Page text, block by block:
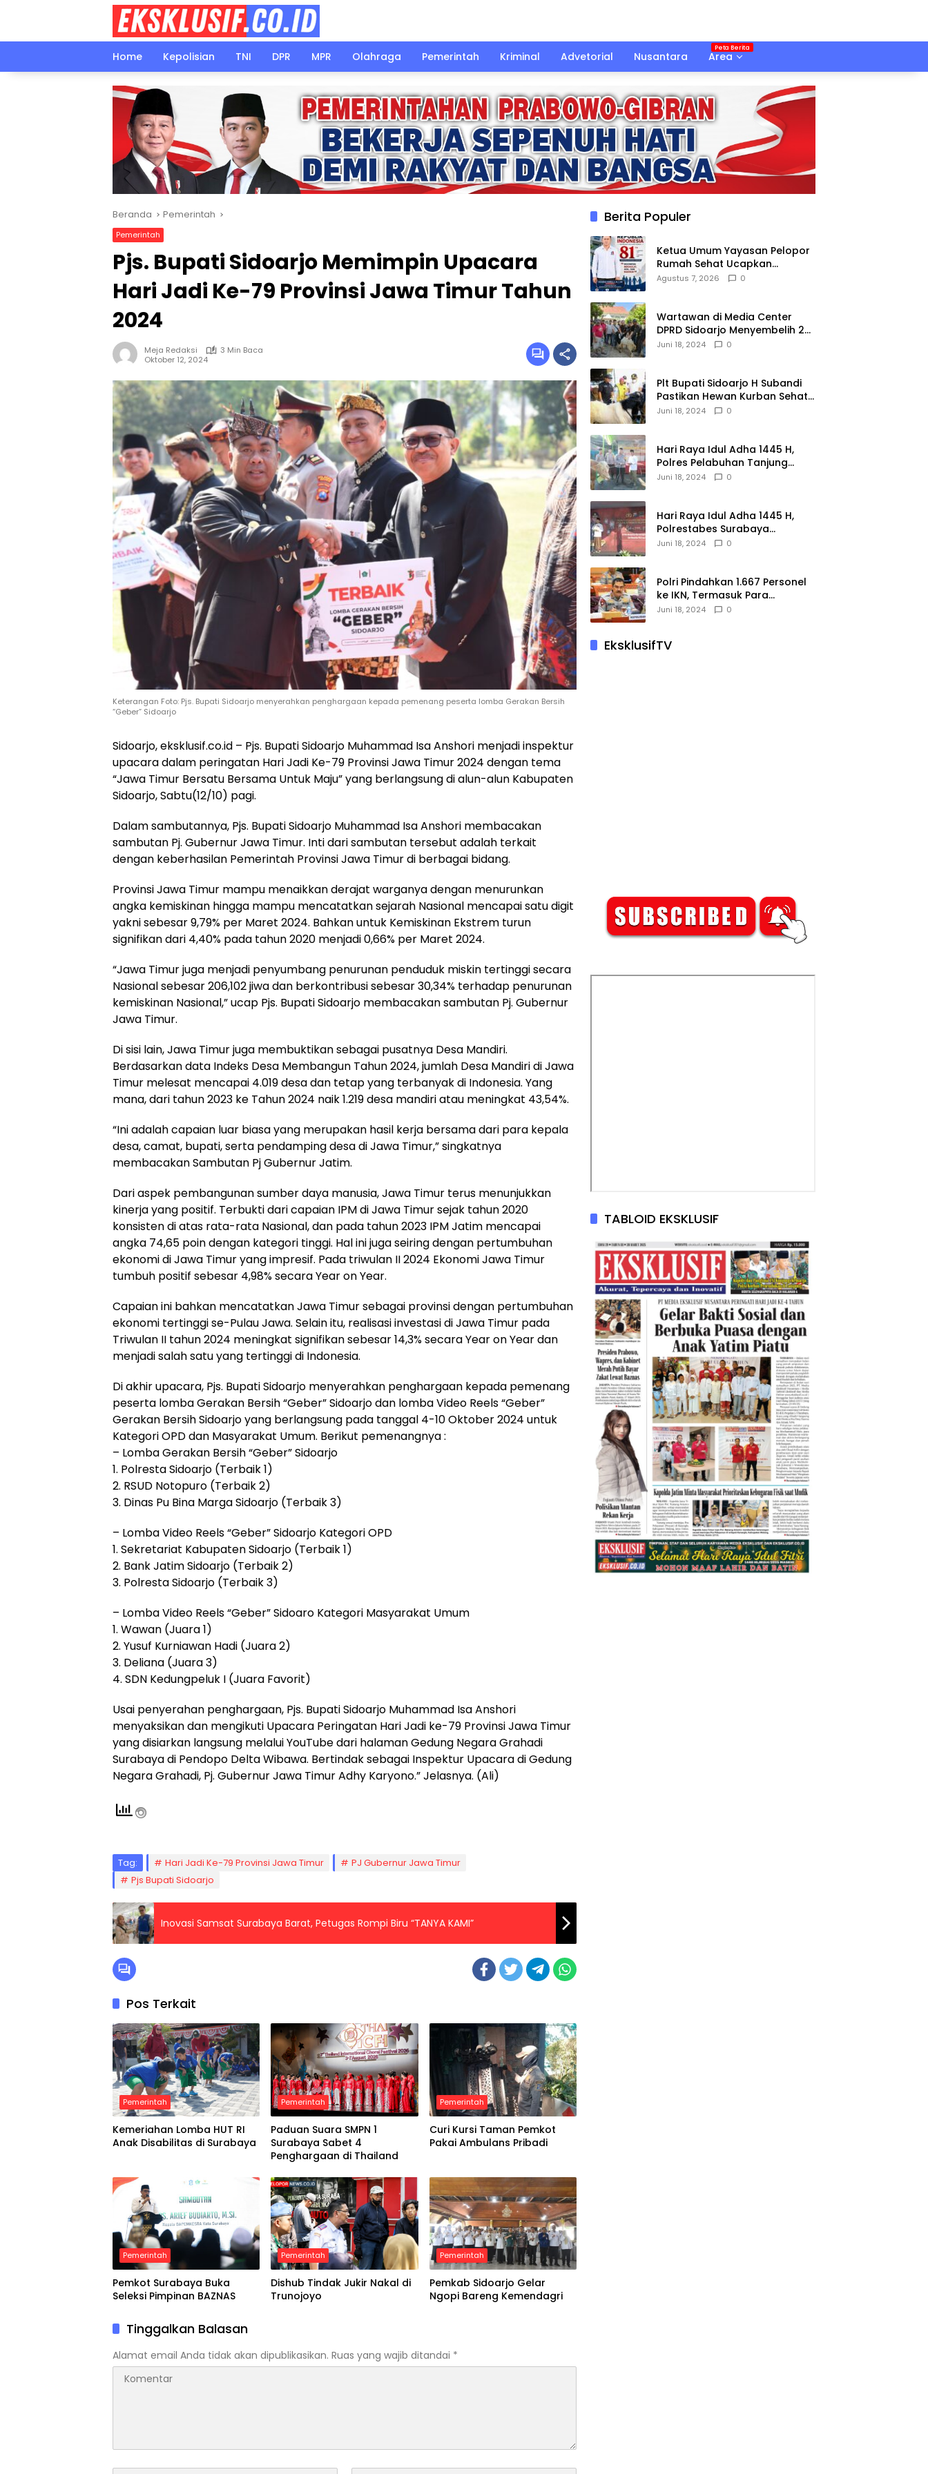
Home
Kepolisian TNI DPR MPR Olahraga Pemerintah Kriminal Advetorial Nusantara Area
Beranda Pemerintah
Pemerintah
Pjs. Bupati Sidoarjo Memimpin Upacara
Hari Jadi Ke-79 Provinsi Jawa Timur Tahun
2024
Meja Redaksi
3 Min Baca
Oktober 12, 2024
Keterangan Foto: Pjs. Bupati Sidoarjo menyerahkan penghargaan kepada pemenang peserta lomba Gerakan Bersih
“Geber” Sidoarjo
Sidoarjo, eksklusif.co.id – Pjs. Bupati Sidoarjo Muhammad Isa Anshori menjadi inspektur
upacara dalam peringatan Hari Jadi Ke-79 Provinsi Jawa Timur 2024 dengan tema
“Jawa Timur Bersatu Bersama Untuk Maju” yang berlangsung di alun-alun Kabupaten
Sidoarjo, Sabtu(12/10) pagi.
Dalam sambutannya, Pjs. Bupati Sidoarjo Muhammad Isa Anshori membacakan
sambutan Pj. Gubernur Jawa Timur. Inti dari sambutan tersebut adalah terkait
dengan keberhasilan Pemerintah Provinsi Jawa Timur di berbagai bidang.
Provinsi Jawa Timur mampu menaikkan derajat warganya dengan menurunkan
angka kemiskinan hingga mampu mencatatkan sejarah Nasional mencapai satu digit
yakni sebesar 9,79% per Maret 2024. Bahkan untuk Kemiskinan Ekstrem turun
signifikan dari 4,40% pada tahun 2020 menjadi 0,66% per Maret 2024.
“Jawa Timur juga menjadi penyumbang penurunan penduduk miskin tertinggi secara
Nasional sebesar 206,102 jiwa dan berkontribusi sebesar 30,34% terhadap penurunan
kemiskinan Nasional,” ucap Pjs. Bupati Sidoarjo membacakan sambutan Pj. Gubernur
Jawa Timur.
Di sisi lain, Jawa Timur juga membuktikan sebagai pusatnya Desa Mandiri.
Berdasarkan data Indeks Desa Membangun Tahun 2024, jumlah Desa Mandiri di Jawa
Timur melesat mencapai 4.019 desa dan tetap yang terbanyak di Indonesia. Yang
mana, dari tahun 2023 ke Tahun 2024 naik 1.219 desa mandiri atau meningkat 43,54%.
“Ini adalah capaian luar biasa yang merupakan hasil kerja bersama dari para kepala
desa, camat, bupati, serta pendamping desa di Jawa Timur,” singkatnya
membacakan Sambutan Pj Gubernur Jatim.
Dari aspek pembangunan sumber daya manusia, Jawa Timur terus menunjukkan
kinerja yang positif. Terbukti dari capaian IPM di Jawa Timur sejak tahun 2020
konsisten di atas rata-rata Nasional, dan pada tahun 2023 IPM Jatim mencapai
angka 74,65 poin dengan kategori tinggi. Hal ini juga seiring dengan pertumbuhan
ekonomi di Jawa Timur yang impresif. Pada triwulan II 2024 Ekonomi Jawa Timur
tumbuh positif sebesar 4,98% secara Year on Year.
Capaian ini bahkan mencatatkan Jawa Timur sebagai provinsi dengan pertumbuhan
ekonomi tertinggi se-Pulau Jawa. Selain itu, realisasi investasi di Jawa Timur pada
Triwulan II tahun 2024 meningkat signifikan sebesar 14,3% secara Year on Year dan
menjadi salah satu yang tertinggi di Indonesia.
Di akhir upacara, Pjs. Bupati Sidoarjo menyerahkan penghargaan kepada pemenang
peserta lomba Gerakan Bersih “Geber” Sidoarjo dan lomba Video Reels “Geber”
Gerakan Bersih Sidoarjo yang berlangsung pada tanggal 4-10 Oktober 2024 untuk
Kategori OPD dan Masyarakat Umum. Berikut pemenangnya :
– Lomba Gerakan Bersih “Geber” Sidoarjo
1. Polresta Sidoarjo (Terbaik 1)
2. RSUD Notopuro (Terbaik 2)
3. Dinas Pu Bina Marga Sidoarjo (Terbaik 3)
– Lomba Video Reels “Geber” Sidoarjo Kategori OPD
1. Sekretariat Kabupaten Sidoarjo (Terbaik 1)
2. Bank Jatim Sidoarjo (Terbaik 2)
3. Polresta Sidoarjo (Terbaik 3)
– Lomba Video Reels “Geber” Sidoaro Kategori Masyarakat Umum
1. Wawan (Juara 1)
2. Yusuf Kurniawan Hadi (Juara 2)
3. Deliana (Juara 3)
4. SDN Kedungpeluk I (Juara Favorit)
Usai penyerahan penghargaan, Pjs. Bupati Sidoarjo Muhammad Isa Anshori
menyaksikan dan mengikuti Upacara Peringatan Hari Jadi ke-79 Provinsi Jawa Timur
yang disiarkan langsung melalui YouTube dari halaman Gedung Negara Grahadi
Surabaya di Pendopo Delta Wibawa. Bertindak sebagai Inspektur Upacara di Gedung
Negara Grahadi, Pj. Gubernur Jawa Timur Adhy Karyono.” Jelasnya. (Ali)
Tag: Hari Jadi Ke-79 Provinsi Jawa Timur
PJ Gubernur Jawa Timur
Pjs Bupati Sidoarjo
Inovasi Samsat Surabaya Barat, Petugas Rompi Biru “TANYA KAMI”
Pos Terkait
Pemerintah
Kemeriahan Lomba HUT RI
Anak Disabilitas di Surabaya
Pemerintah
Paduan Suara SMPN 1
Surabaya Sabet 4
Penghargaan di Thailand
Pemerintah
Curi Kursi Taman Pemkot
Pakai Ambulans Pribadi
Pemerintah
Pemkot Surabaya Buka
Seleksi Pimpinan BAZNAS
Pemerintah
Dishub Tindak Jukir Nakal di
Trunojoyo
Pemerintah
Pemkab Sidoarjo Gelar
Ngopi Bareng Kemendagri
Tinggalkan Balasan
Alamat email Anda tidak akan dipublikasikan. Ruas yang wajib ditandai *
Berita Populer
Ketua Umum Yayasan Pelopor
Rumah Sehat Ucapkan
Dirgahayu RI ke-81
Agustus 7, 2026 0
Wartawan di Media Center
DPRD Sidoarjo Menyembelih 2
Ekor Kambing
Juni 18, 2024 0
Plt Bupati Sidoarjo H Subandi
Pastikan Hewan Kurban Sehat
dan Aman
Juni 18, 2024 0
Hari Raya Idul Adha 1445 H,
Polres Pelabuhan Tanjung
Perak Salurkan 49 Hewan
Juni 18, 2024 0
Hari Raya Idul Adha 1445 H,
Polrestabes Surabaya
Menerima dan Menyalurkan
Juni 18, 2024 0
Polri Pindahkan 1.667 Personel
ke IKN, Termasuk Para
Jenderal.
Juni 18, 2024 0
EksklusifTV
TABLOID EKSKLUSIF